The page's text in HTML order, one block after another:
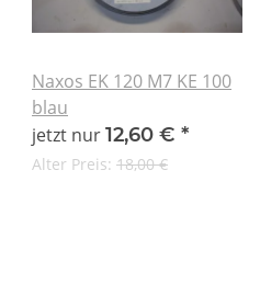
Naxos EK 120 M7 KE 100
blau
jetzt nur12,60 € *
Alter Preis: 18,00 €